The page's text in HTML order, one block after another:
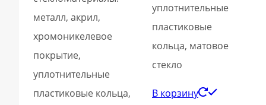
металл, акрил,
хромоникелевое
покрытие,
уплотнительные
пластиковые кольца,
уплотнительные
пластиковые
кольца, матовое
стекло
В корзину